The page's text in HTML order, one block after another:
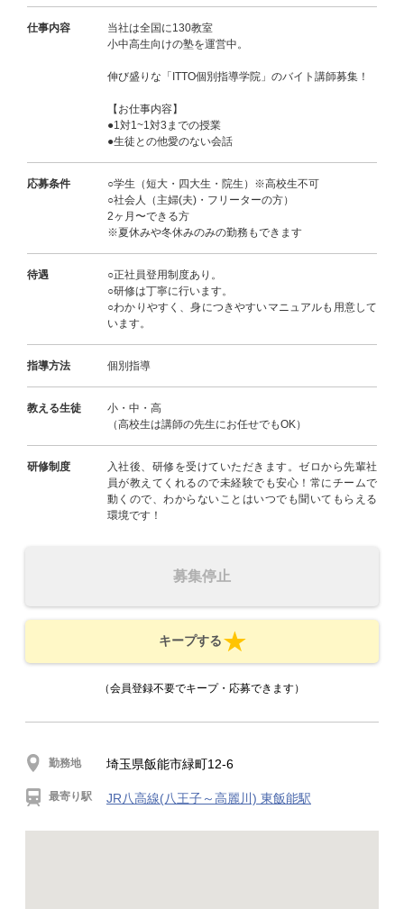
仕事内容
当社は全国に130教室
小中高生向けの塾を運営中。
伸び盛りな「ITTO個別指導学院」のバイト講師募集！
【お仕事内容】
●1対1~1対3までの授業
●生徒との他愛のない会話
応募条件
○学生（短大・四大生・院生）※高校生不可
○社会人（主婦(夫)・フリーターの方）
2ヶ月〜できる方
※夏休みや冬休みのみの勤務もできます
待遇
○正社員登用制度あり。
○研修は丁寧に行います。
○わかりやすく、身につきやすいマニュアルも用意して
います。
指導方法 個別指導
教える生徒
小・中・高
（高校生は講師の先生にお任せでもOK）
研修制度
入社後、研修を受けていただきます。ゼロから先輩社
員が教えてくれるので未経験でも安心！常にチームで
動くので、わからないことはいつでも聞いてもらえる
環境です！
募集停止
キープする
（会員登録不要でキープ・応募できます）
勤務地 埼玉県飯能市緑町12-6
最寄り駅 JR八高線(八王子～高麗川) 東飯能駅